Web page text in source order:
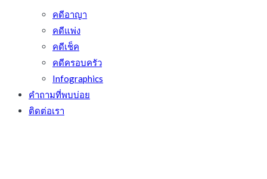
คดีอาญา
คดีแพ่ง
คดีเช็ค
คดีครอบครัว
Infographics
คำถามที่พบบ่อย
ติดต่อเรา